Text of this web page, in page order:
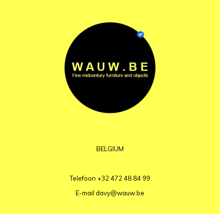
BELGIUM
Telefoon +32 472 48 84 99
E-mail davy@wauw.be